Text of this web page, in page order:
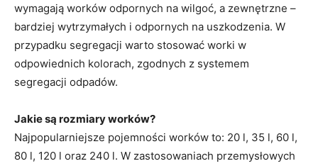
wymagają worków odpornych na wilgoć, a zewnętrzne –
bardziej wytrzymałych i odpornych na uszkodzenia. W
przypadku segregacji warto stosować worki w
odpowiednich kolorach, zgodnych z systemem
segregacji odpadów.
Jakie są rozmiary worków?
Najpopularniejsze pojemności worków to: 20 l, 35 l, 60 l,
80 l, 120 l oraz 240 l. W zastosowaniach przemysłowych